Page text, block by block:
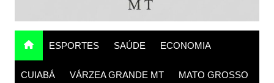
ESPORTES SAÚDE ECONOMIA
CUIABÁ VÁRZEA GRANDE MT MATO GROSSO